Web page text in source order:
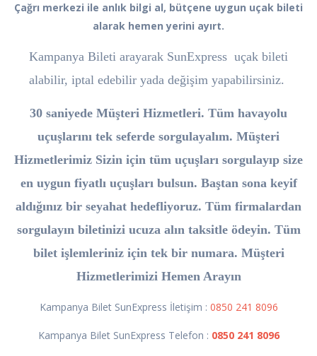
Çağrı merkezi ile anlık bilgi al, bütçene uygun uçak bileti
alarak hemen yerini ayırt.
Kampanya Bileti arayarak SunExpress uçak bileti
alabilir, iptal edebilir yada değişim yapabilirsiniz.
30 saniyede Müşteri Hizmetleri. Tüm havayolu
uçuşlarını tek seferde sorgulayalım. Müşteri
Hizmetlerimiz Sizin için tüm uçuşları sorgulayıp size
en uygun fiyatlı uçuşları bulsun. Baştan sona keyif
aldığınız bir seyahat hedefliyoruz. Tüm firmalardan
sorgulayın biletinizi ucuza alın taksitle ödeyin. Tüm
bilet işlemleriniz için tek bir numara. Müşteri
Hizmetlerimizi Hemen Arayın
Kampanya Bilet SunExpress İletişim : 0850 241 8096
Kampanya Bilet SunExpress Telefon : 0850 241 8096